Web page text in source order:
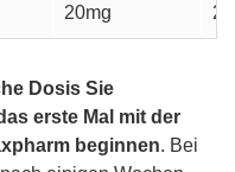
20mg
Dosis Sie
erste Mal mit der
beginnen. Bei